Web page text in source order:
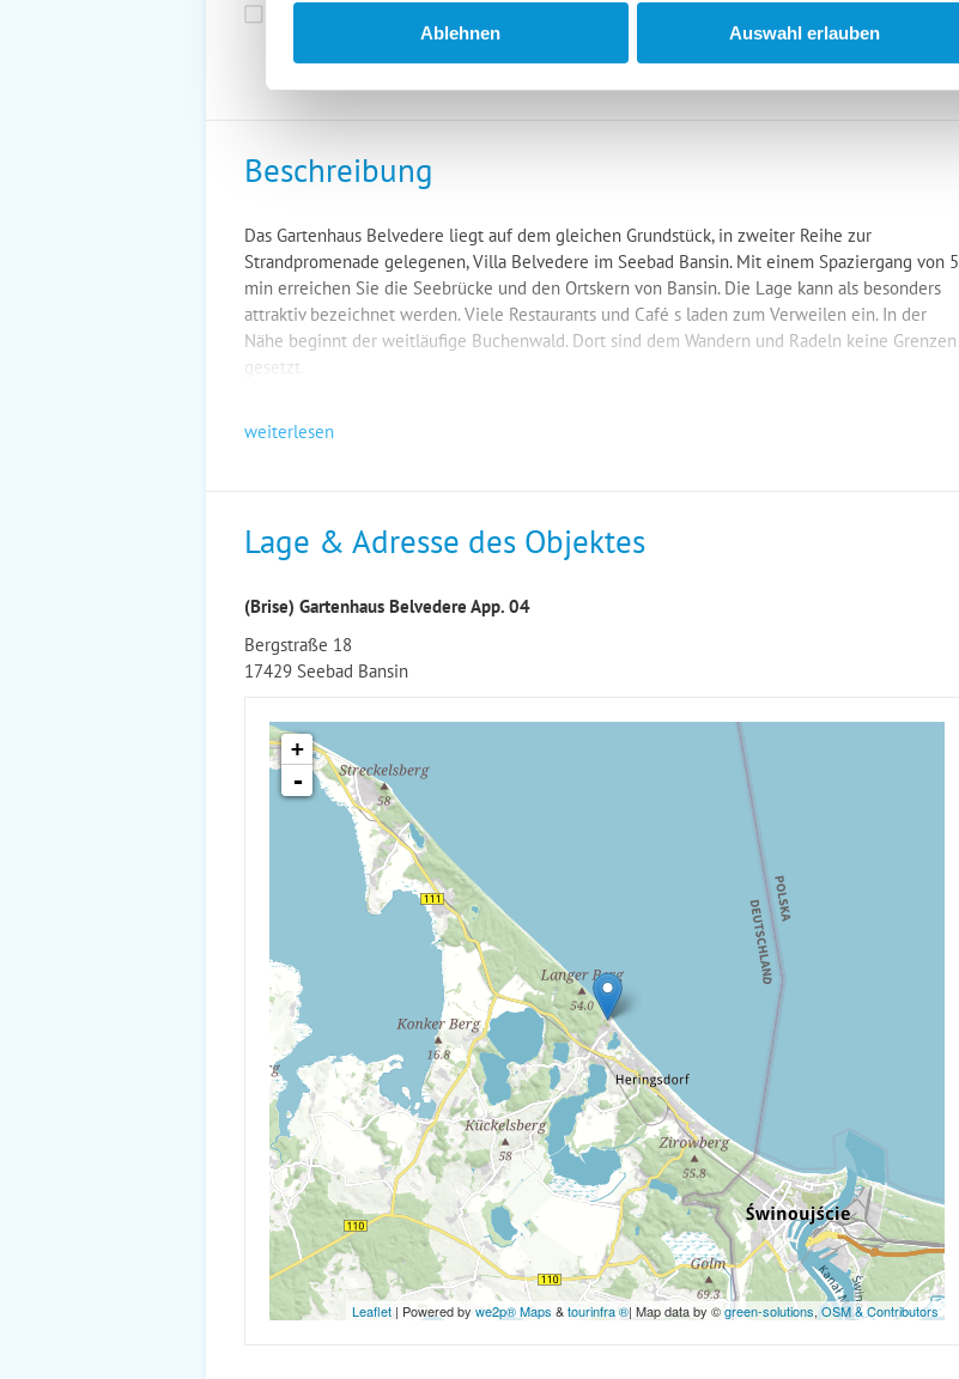
Ablehnen Auswahl erlauben
Vollpension möglich
Beschreibung
Das Gartenhaus Belvedere liegt auf dem gleichen Grundstück, in zweiter Reihe zur
Strandpromenade gelegenen, Villa Belvedere im Seebad Bansin. Mit einem Spaziergang von 5
min erreichen Sie die Seebrücke und den Ortskern von Bansin. Die Lage kann als besonders
attraktiv bezeichnet werden. Viele Restaurants und Café s laden zum Verweilen ein. In der
Nähe beginnt der weitläufige Buchenwald. Dort sind dem Wandern und Radeln keine Grenzen
gesetzt.
weiterlesen
Lage & Adresse des Objektes
(Brise) Gartenhaus Belvedere App. 04
Bergstraße 18
17429 Seebad Bansin
+
-
Leaflet | Powered by we2p® Maps &tourinfra ®| Map data by ©green-solutions ,OSM & Contributors